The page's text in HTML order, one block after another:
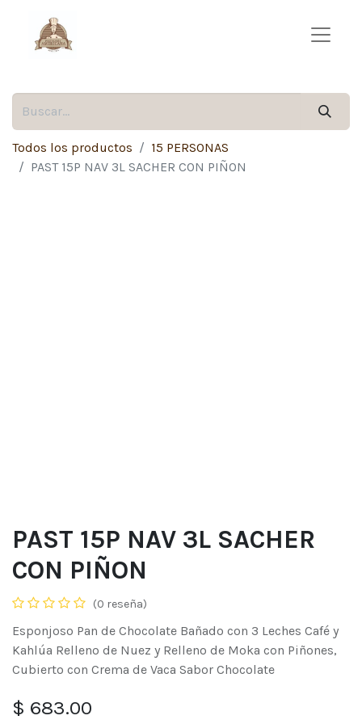
Todos los productos
15 PERSONAS
PAST 15P NAV 3L SACHER CON PIÑON
PAST 15P NAV 3L SACHER
CON PIÑON
(0 reseña)
Esponjoso Pan de Chocolate Bañado con 3 Leches Café y
Kahlúa Relleno de Nuez y Relleno de Moka con Piñones,
Cubierto con Crema de Vaca Sabor Chocolate
$ 683.00